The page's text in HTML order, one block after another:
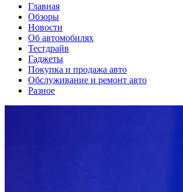
Главная
Обзоры
Новости
Об автомобилях
Тестдрайв
Гаджеты
Покупка и продажа авто
Обслуживание и ремонт авто
Разное